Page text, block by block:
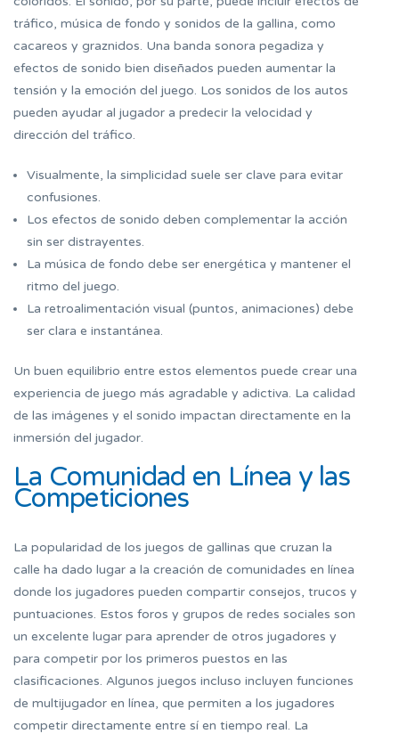
tráfico, música de fondo y sonidos de la gallina, como
cacareos y graznidos. Una banda sonora pegadiza y
efectos de sonido bien diseñados pueden aumentar la
tensión y la emoción del juego. Los sonidos de los autos
pueden ayudar al jugador a predecir la velocidad y
dirección del tráfico.
Visualmente, la simplicidad suele ser clave para evitar
confusiones.
Los efectos de sonido deben complementar la acción
sin ser distrayentes.
La música de fondo debe ser energética y mantener el
ritmo del juego.
La retroalimentación visual (puntos, animaciones) debe
ser clara e instantánea.
Un buen equilibrio entre estos elementos puede crear una
experiencia de juego más agradable y adictiva. La calidad
de las imágenes y el sonido impactan directamente en la
inmersión del jugador.
La Comunidad en Línea y las
Competiciones
La popularidad de los juegos de gallinas que cruzan la
calle ha dado lugar a la creación de comunidades en línea
donde los jugadores pueden compartir consejos, trucos y
puntuaciones. Estos foros y grupos de redes sociales son
un excelente lugar para aprender de otros jugadores y
para competir por los primeros puestos en las
clasificaciones. Algunos juegos incluso incluyen funciones
de multijugador en línea, que permiten a los jugadores
competir directamente entre sí en tiempo real. La